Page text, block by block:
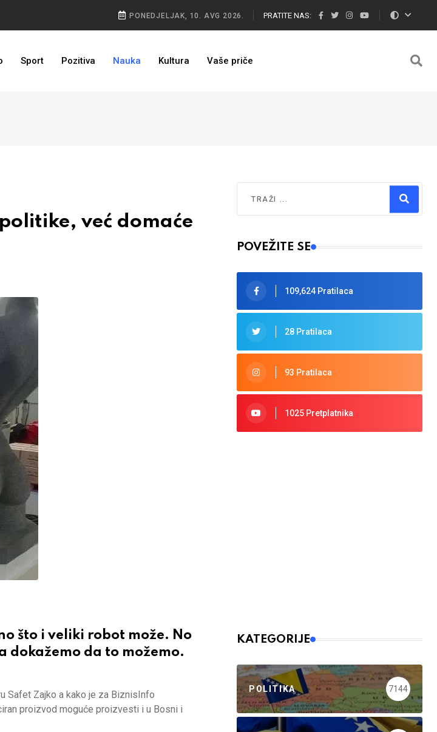
PONEDJELJAK, 10. AVG 2026. PRATITE NAS:
Sport Pozitiva Nauka Kultura Vaše priče
već domaće
što i veliki robot može. No
da to možemo.
Safet Zajko a kako je za BiznisInfo
proizvod moguće proizvesti i u Bosni i
Type 2 or more characters for results.
POVEŽITE SE
109,624 Pratilaca
28 Pratilaca
93 Pratilaca
1025 Pretplatnika
KATEGORIJE
POLITIKA 7144